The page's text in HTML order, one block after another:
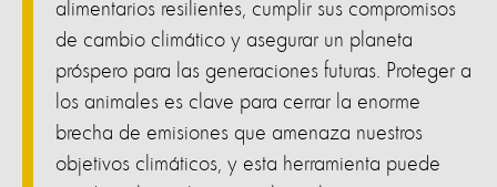
alimentarios resilientes, cumplir sus compromisos
de cambio climático y asegurar un planeta
próspero para las generaciones futuras. Proteger a
los animales es clave para cerrar la enorme
brecha de emisiones que amenaza nuestros
objetivos climáticos, y esta herramienta puede